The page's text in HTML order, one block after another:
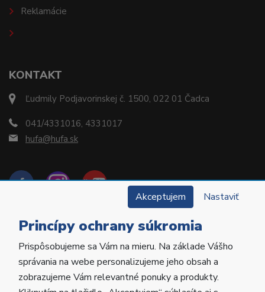
KONTAKT
Ľudmily Podjavorinskej č. 1500, 022 01 Čadca
041/4331016, 4331017
hufa@hufa.sk
Reklamácie
Copyright © 2022 Hu-Fa Dental a.s. Všetky práva
vyhradené.
Akceptujem Nastaviť
Princípy ochrany súkromia
Prispôsobujeme sa Vám na mieru. Na základe Vášho
správania na webe personalizujeme jeho obsah a
zobrazujeme Vám relevantné ponuky a produkty.